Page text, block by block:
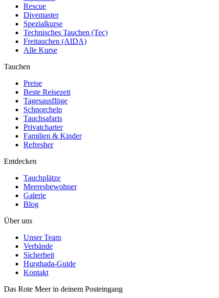
Rescue
Divemaster
Spezialkurse
Technisches Tauchen (Tec)
Freitauchen (AIDA)
Alle Kurse
Tauchen
Preise
Beste Reisezeit
Tagesausflüge
Schnorcheln
Tauchsafaris
Privatcharter
Familien & Kinder
Refresher
Entdecken
Tauchplätze
Meeresbewohner
Galerie
Blog
Über uns
Unser Team
Verbände
Sicherheit
Hurghada-Guide
Kontakt
Das Rote Meer in deinem Posteingang